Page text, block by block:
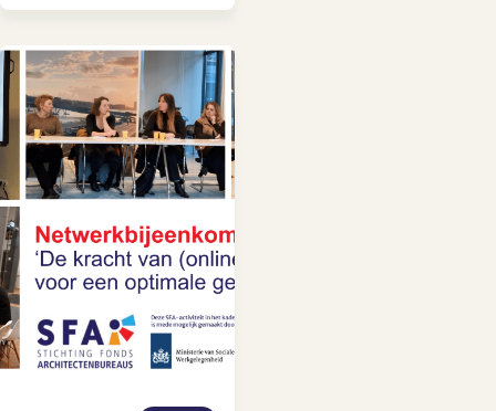
bureaus: van 12 tot 200
door SFA | Kirsten
Soester Kirsten trapte de
bijeenkomst af met een
kennismakingsronde en
introductie…